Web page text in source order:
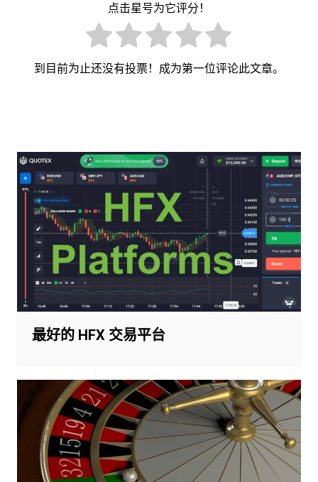
点击星号为它评分！
到目前为止还没有投票！成为第一位评论此文章。
导
航
最好的 HFX 交易平台